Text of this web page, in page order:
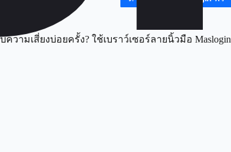
วามเสี่ยงบ่อยครั้ง? ใช้เบราว์เซอร์ลายนิ้วมือ